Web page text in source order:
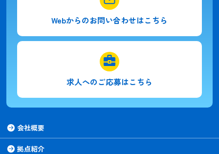
Webからのお問い合わせはこちら
求人へのご応募はこちら
会社概要
拠点紹介